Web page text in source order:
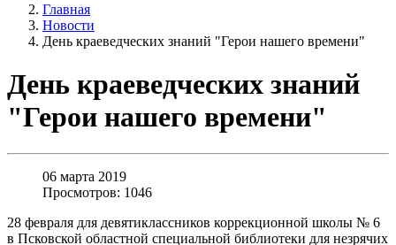
Главная
Новости
День краеведческих знаний "Герои нашего времени"
День краеведческих знаний
"Герои нашего времени"
06 марта 2019
Просмотров: 1046
28 февраля для девятиклассников коррекционной школы № 6
в Псковской областной специальной библиотеки для незрячих